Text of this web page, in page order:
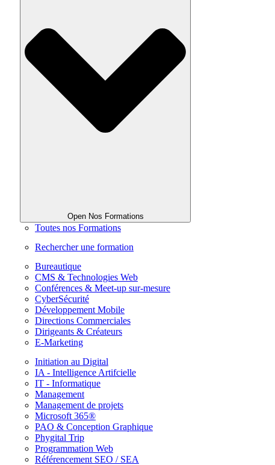
Open Nos Formations
Toutes nos Formations
Rechercher une formation
Bureautique
CMS & Technologies Web
Conférences & Meet-up sur-mesure
CyberSécurité
Développement Mobile
Directions Commerciales
Dirigeants & Créateurs
E-Marketing
Initiation au Digital
IA - Intelligence Artifcielle
IT - Informatique
Management
Management de projets
Microsoft 365®
PAO & Conception Graphique
Phygital Trip
Programmation Web
Référencement SEO / SEA